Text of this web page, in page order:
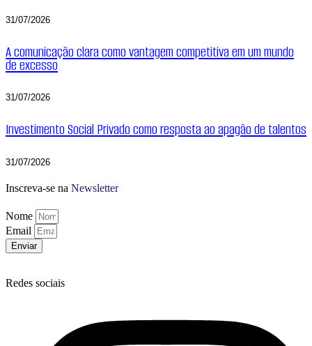
31/07/2026
A comunicação clara como vantagem competitiva em um mundo
de excesso
31/07/2026
Investimento Social Privado como resposta ao apagão de talentos
31/07/2026
Inscreva-se na Newsletter
Nome
Email
Enviar
Redes sociais